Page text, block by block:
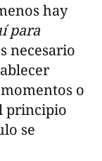
hay
para
necesario
o
principio
se